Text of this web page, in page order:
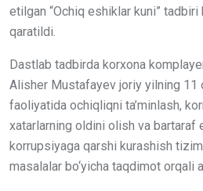
etilgan “Ochiq eshiklar kuni”
qaratildi.
Dastlab tadbirda korxona
Alisher Mustafayev joriy yilning 11
faoliyatida ochiqliqni ta’minlash,
xatarlarning oldini olish va bartaraf
korrupsiyaga qarshi kurashish
masalalar bo‘yicha taqdimot orqali